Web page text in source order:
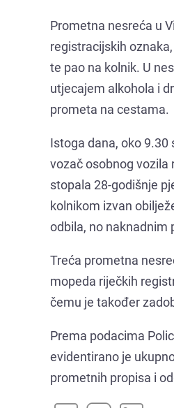
Prometna nesreća u
registracijskih
te pao na kolnik. U
utjecajem alkohola i
prometa na cestama.
Istoga dana, oko
vozač osobnog
stopala 28-godišnje
kolnikom izvan
odbila, no naknadnim
Treća prometna
mopeda riječkih
čemu je također
Prema podacima
evidentirano je
prometnih propisa i